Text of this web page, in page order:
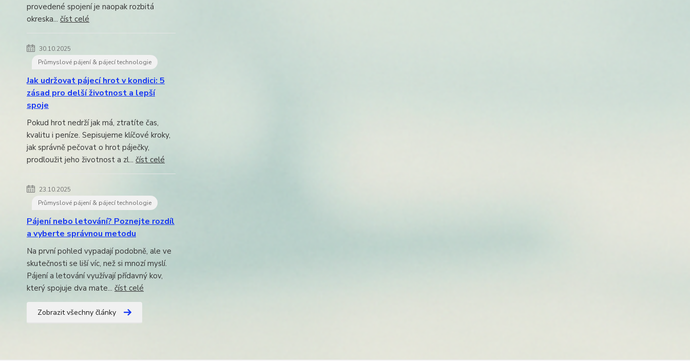
provedené spojení je naopak rozbitá
okreska... číst celé
30.10.2025
Průmyslové pájení & pájecí technologie
Jak udržovat pájecí hrot v kondici: 5
zásad pro delší životnost a lepší
spoje
Pokud hrot nedrží jak má, ztratíte čas,
kvalitu i peníze. Sepisujeme klíčové kroky,
jak správně pečovat o hrot páječky,
prodloužit jeho životnost a zl... číst celé
23.10.2025
Průmyslové pájení & pájecí technologie
Pájení nebo letování? Poznejte rozdíl
a vyberte správnou metodu
Na první pohled vypadají podobně, ale ve
skutečnosti se liší víc, než si mnozí myslí.
Pájení a letování využívají přídavný kov,
který spojuje dva mate... číst celé
Zobrazit všechny články